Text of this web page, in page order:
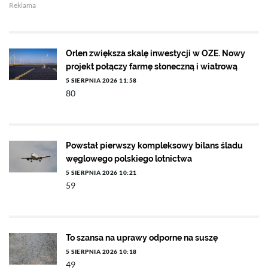
Reklama
Orlen zwiększa skalę inwestycji w OZE. Nowy
projekt połączy farmę słoneczną i wiatrową
5 SIERPNIA 2026 11:58
80
Powstał pierwszy kompleksowy bilans śladu
węglowego polskiego lotnictwa
5 SIERPNIA 2026 10:21
59
To szansa na uprawy odporne na suszę
5 SIERPNIA 2026 10:18
49